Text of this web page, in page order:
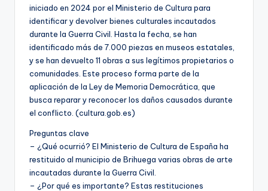
iniciado en 2024 por el Ministerio de Cultura para
identificar y devolver bienes culturales incautados
durante la Guerra Civil. Hasta la fecha, se han
identificado más de 7.000 piezas en museos estatales,
y se han devuelto 11 obras a sus legítimos propietarios o
comunidades. Este proceso forma parte de la
aplicación de la Ley de Memoria Democrática, que
busca reparar y reconocer los daños causados durante
el conflicto. (cultura.gob.es)
Preguntas clave
– ¿Qué ocurrió? El Ministerio de Cultura de España ha
restituido al municipio de Brihuega varias obras de arte
incautadas durante la Guerra Civil.
– ¿Por qué es importante? Estas restituciones